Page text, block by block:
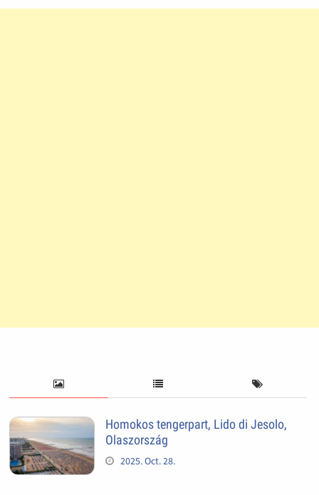
Homokos tengerpart, Lido di Jesolo,
Olaszország
2025. Oct. 28.